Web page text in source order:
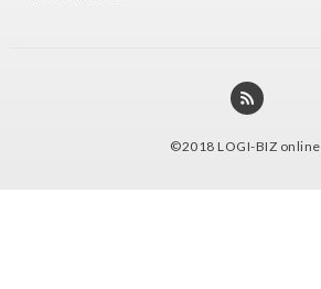
©2018 LOGI-BIZ online